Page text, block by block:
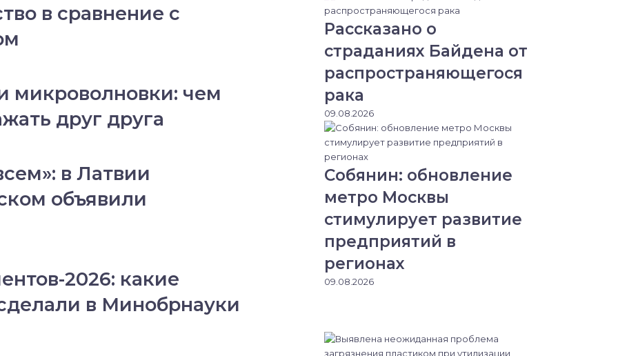
в сравнение с
микроволновки: чем
друг друга
в Латвии
объявили
2026: какие
в Минобрнауки
Рассказано о
страданиях Байдена от
распространяющегося
рака
09.08.2026
Собянин: обновление
метро Москвы
стимулирует развитие
предприятий в
регионах
09.08.2026